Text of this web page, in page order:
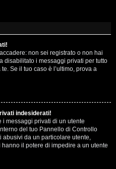
non sei registrato o non hai
disabilitato i messaggi privati per tutto
Se il tuo caso è l’ultimo, prova a
indesiderati!
i messaggi privati ​​di un utente
del tuo Pannello di Controllo
​​abusivi da un particolare utente,
il potere di impedire a un utente